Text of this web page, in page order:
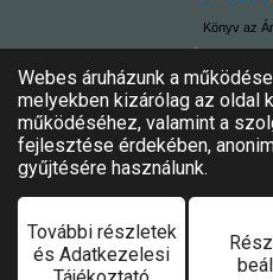
Könyv az
Minden jog